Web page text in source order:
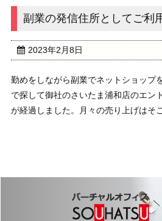
来ると信じて1年後を目途に御社の名古
副業の発信住所としてご利
2023年2月8日
勤めをしながら副業でネットショップ
で探して御社のさいたま浦和店のエン
が経過しました。月々の売り上げはそ